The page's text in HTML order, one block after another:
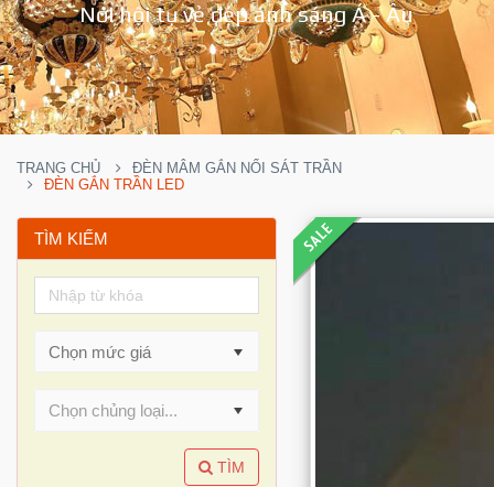
Nơi hội tụ vẻ đẹp ánh sáng Á - Âu
TRANG CHỦ
ĐÈN MÂM GẮN NỔI SÁT TRẦN
ĐÈN GẮN TRẦN LED
TÌM KIẾM
Chọn chủng loại...
TÌM